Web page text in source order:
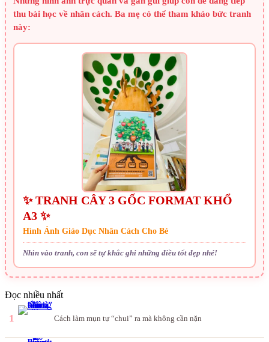
thu bài học về nhân cách. Ba mẹ có thể tham khảo bức tranh
này:
✨ TRANH CÂY 3 GỐC FORMAT KHỔ
A3 ✨
Hình Ảnh Giáo Dục Nhân Cách Cho Bé
Nhìn vào tranh, con sẽ tự khắc ghi những điều tốt đẹp nhé!
Đọc nhiều nhất
1 Cách làm mụn tự “chui” ra mà không cần nặn